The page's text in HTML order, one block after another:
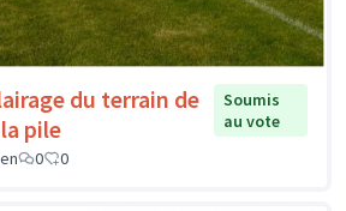
du terrain de
pile
Soumis
au vote
0 0